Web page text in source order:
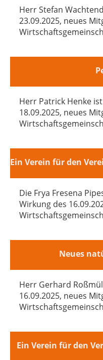
Herr Stefan
23.09.2025, neues
Herr Patrick Henke
18.09.2025, neues
Die Frya Fresena
Wirkung des
Neues
Herr Gerhard
16.09.2025, neues
Ein Verein für den